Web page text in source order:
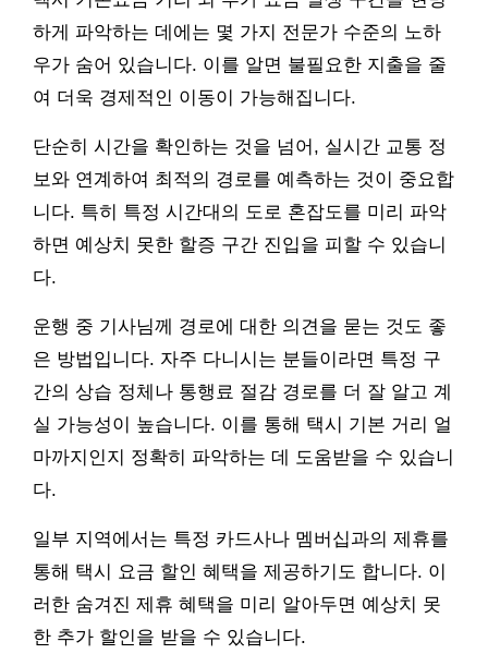
하게 파악하는 데에는 몇 가지 전문가 수준의 노하
우가 숨어 있습니다. 이를 알면 불필요한 지출을 줄
여 더욱 경제적인 이동이 가능해집니다.
단순히 시간을 확인하는 것을 넘어, 실시간 교통 정
보와 연계하여 최적의 경로를 예측하는 것이 중요합
니다. 특히 특정 시간대의 도로 혼잡도를 미리 파악
하면 예상치 못한 할증 구간 진입을 피할 수 있습니
다.
운행 중 기사님께 경로에 대한 의견을 묻는 것도 좋
은 방법입니다. 자주 다니시는 분들이라면 특정 구
간의 상습 정체나 통행료 절감 경로를 더 잘 알고 계
실 가능성이 높습니다. 이를 통해 택시 기본 거리 얼
마까지인지 정확히 파악하는 데 도움받을 수 있습니
다.
일부 지역에서는 특정 카드사나 멤버십과의 제휴를
통해 택시 요금 할인 혜택을 제공하기도 합니다. 이
러한 숨겨진 제휴 혜택을 미리 알아두면 예상치 못
한 추가 할인을 받을 수 있습니다.